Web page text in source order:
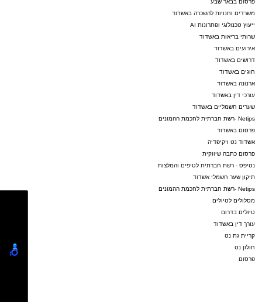
פרסום בבאר שבע
משרדים וחנויות להשכרה באשדוד
ייעוץ טכנולוגי ופתרונות AI
שרותי בריאות באשדוד
אירועים באשדוד
דרושים באשדוד
חוגים באשדוד
ארנונה באשדוד
עורכי דין באשדוד
שערים חשמליים באשדוד
Netips -רשת חברתית לחכמת ההמונים
פרסום באשדוד
אשדוד נט ויקיפדיה
פרסום כתבה שיווקית
נטיפס - רשת חברתית לטיפים והמלצות
תיקון שער חשמלי אשדוד
Netips -רשת חברתית לחכמת ההמונים
מסלולים לטיולים
טיולים בדרום
עורך דין באשדוד
קריית גת נט
חולון נט
פרסום